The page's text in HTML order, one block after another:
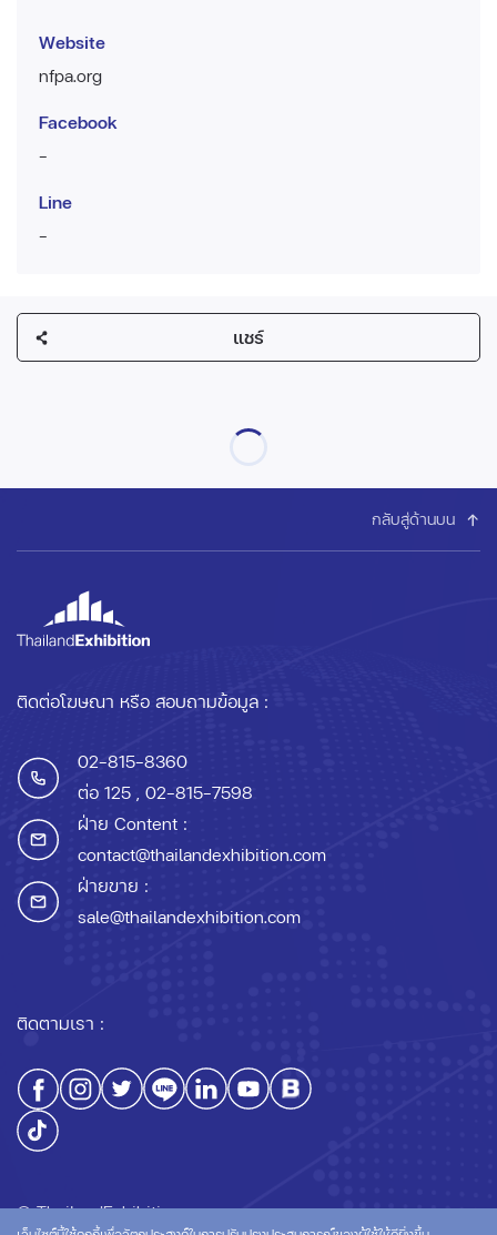
Website
nfpa.org
Facebook
-
Line
-
แชร์
กลับสู่ด้านบน
ติดต่อโฆษณา หรือ สอบถามข้อมูล :
02-815-8360
ต่อ 125 , 02-815-7598
ฝ่าย Content :
contact@thailandexhibition.com
ฝ่ายขาย :
sale@thailandexhibition.com
ติดตามเรา :
© ThailandExhibition.com